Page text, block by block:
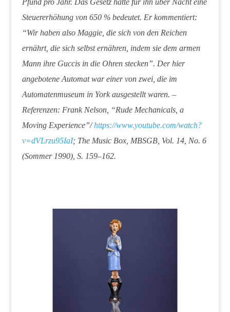
Pfund pro Jahr. Das Gesetz hätte für ihn über Nacht eine
Steuererhöhung von 650 % bedeutet. Er kommentiert:
“Wir haben also Maggie, die sich von den Reichen
ernährt, die sich selbst ernähren, indem sie dem armen
Mann ihre Guccis in die Ohren stecken”. Der hier
angebotene Automat war einer von zwei, die im
Automatenmuseum in York ausgestellt waren. –
Referenzen: Frank Nelson, “Rude Mechanicals, a
Moving Experience”/https://www.youtube.com/watch?
v=dVLrzu95IaI; The Music Box, MBSGB, Vol. 14, No. 6
(Sommer 1990), S. 159–162.